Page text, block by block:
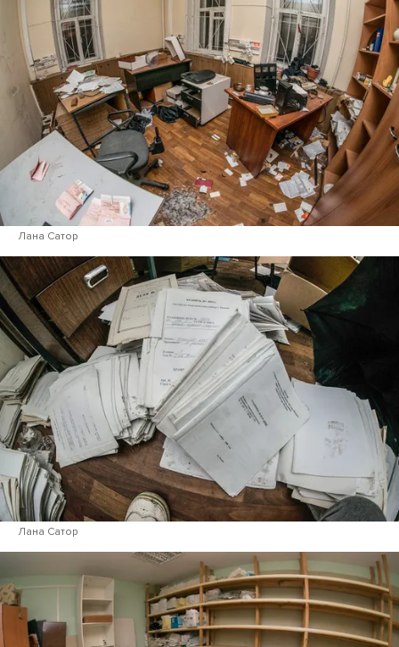
Лана Сатор
Лана Сатор